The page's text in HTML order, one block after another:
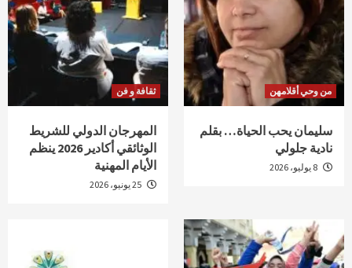
من وحي أقلامهن
سليمان يحب الحياة… بقلم
نادية جلولي
ثقافة و فن
المهرجان الدولي للشريط
الوثائقي أكادير 2026 ينظم
الأيام المهنية